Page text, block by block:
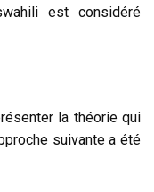
est considéré
la théorie qui
suivante a été